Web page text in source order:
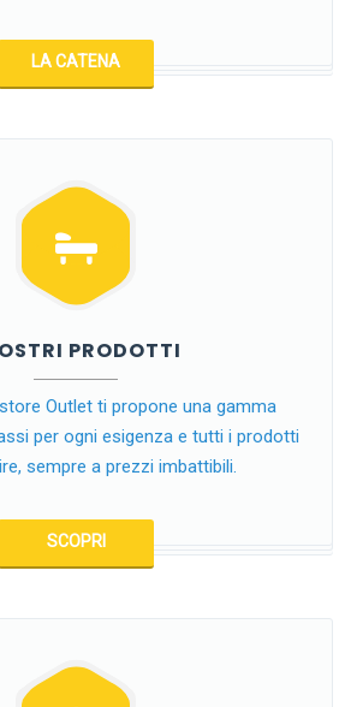
LA CATENA
PRODOTTI
Outlet ti propone una gamma
per ogni esigenza e tutti i prodotti
sempre a prezzi imbattibili.
SCOPRI